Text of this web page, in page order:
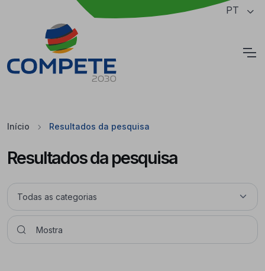
Saltar para o conteúdo principal da página PT
Início Resultados da pesquisa
Resultados da pesquisa